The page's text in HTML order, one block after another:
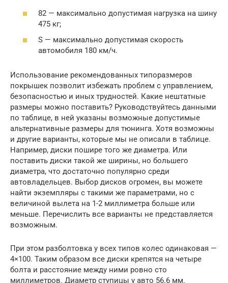
82 — максимально допустимая нагрузка на шину
475 кг;
S — максимально допустимая скорость
автомобиля 180 км/ч.
Использование рекомендованных типоразмеров
покрышек позволит избежать проблем с управлением,
безопасностью и иных трудностей. Какие нештатные
размеры можно поставить? Руководствуйтесь данными
по таблице, в ней указаны возможные допустимые
альтернативные размеры для тюнинга. Хотя возможны
и другие варианты, которые мы не описали в таблице.
Например, диски пошире того же диаметра. Или
поставить диски такой же ширины, но большего
диаметра, что достаточно популярно среди
автовладельцев. Выбор дисков огромен, вы можете
найти экземпляры с такими же параметрами, но с
величиной вылета на 1-2 миллиметра больше или
меньше. Перечислить все варианты не представляется
возможным.
При этом разболтовка у всех типов колес одинаковая —
4×100. Таким образом все диски крепятся на четыре
болта и расстояние между ними ровно сто
миллиметров. Диаметр ступицы у авто 56.6 мм.